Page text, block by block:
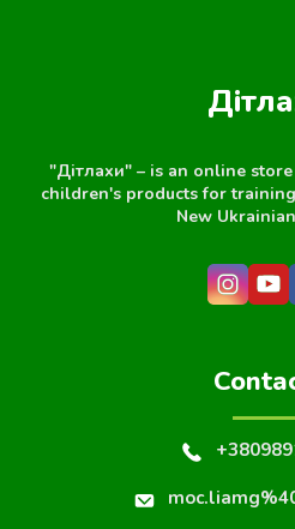
"Дітлахи" – is an online
children's products for
New